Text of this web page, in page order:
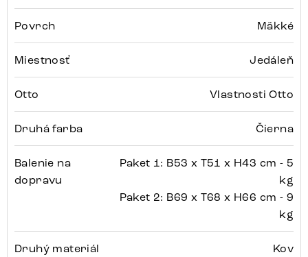
Povrch Mäkké
Miestnosť Jedáleň
Otto Vlastnosti Otto
Druhá farba Čierna
Balenie na
dopravu
Paket 1: B53 x T51 x H43 cm - 5
kg
Paket 2: B69 x T68 x H66 cm - 9
kg
Druhý materiál Kov